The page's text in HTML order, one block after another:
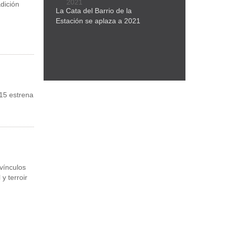
estrena
y terroir
La Cata del Barrio de la
Estación se aplaza a 2021